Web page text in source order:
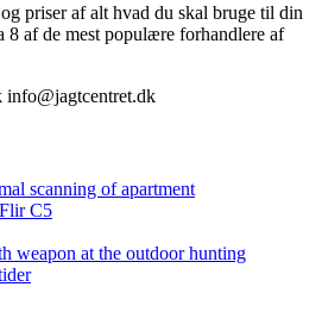
priser af alt hvad du skal bruge til din
af de mest populære forhandlere af
info@jagtcentret.dk
C5